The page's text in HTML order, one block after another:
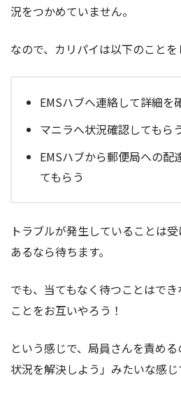
況をつかめていません。
なので、カリパイは以下のことを
EMSハブへ連絡して詳細を
マニラへ状況確認してもら
EMSハブから郵便局への配
てもらう
トラブルが発生していることは
あるなら待ちます。
でも、当てもなく待つことはで
ことをお互いやろう！
という感じで、局員さんを責め
状況を解決しよう」みたいな感じ